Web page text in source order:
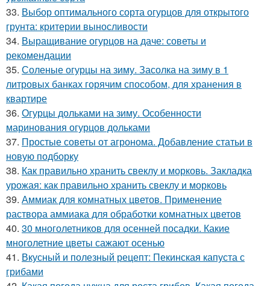
33. Выбор оптимального сорта огурцов для открытого
грунта: критерии выносливости
34. Выращивание огурцов на даче: советы и
рекомендации
35. Соленые огурцы на зиму. Засолка на зиму в 1
литровых банках горячим способом, для хранения в
квартире
36. Огурцы дольками на зиму. Особенности
маринования огурцов дольками
37. Простые советы от агронома. Добавление статьи в
новую подборку
38. Как правильно хранить свеклу и морковь. Закладка
урожая: как правильно хранить свеклу и морковь
39. Аммиак для комнатных цветов. Применение
раствора аммиака для обработки комнатных цветов
40. 30 многолетников для осенней посадки. Какие
многолетние цветы сажают осенью
41. Вкусный и полезный рецепт: Пекинская капуста с
грибами